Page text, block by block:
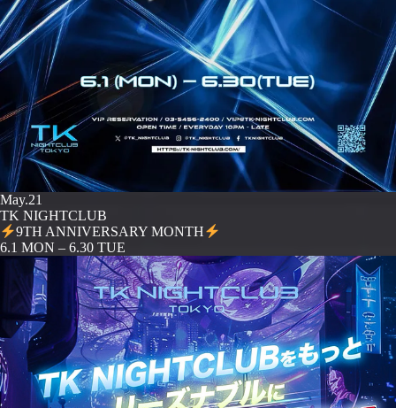
May.21
TK NIGHTCLUB
9TH ANNIVERSARY MONTH
️6.1 MON – 6.30 TUE